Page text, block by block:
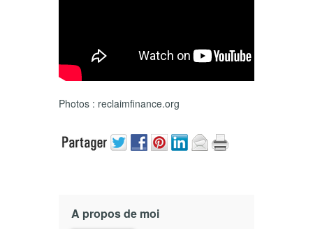
Photos : reclaimfinance.org
A propos de moi